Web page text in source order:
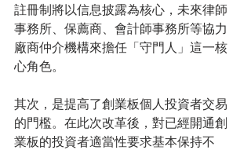
註冊制將以信息披露為核心，未來律師
事務所、保薦商、會計師事務所等協力
廠商仲介機構來擔任「守門人」這一核
心角色。
其次，是提高了創業板個人投資者交易
的門檻。在此次改革後，對已經開通創
業板的投資者適當性要求基本保持不